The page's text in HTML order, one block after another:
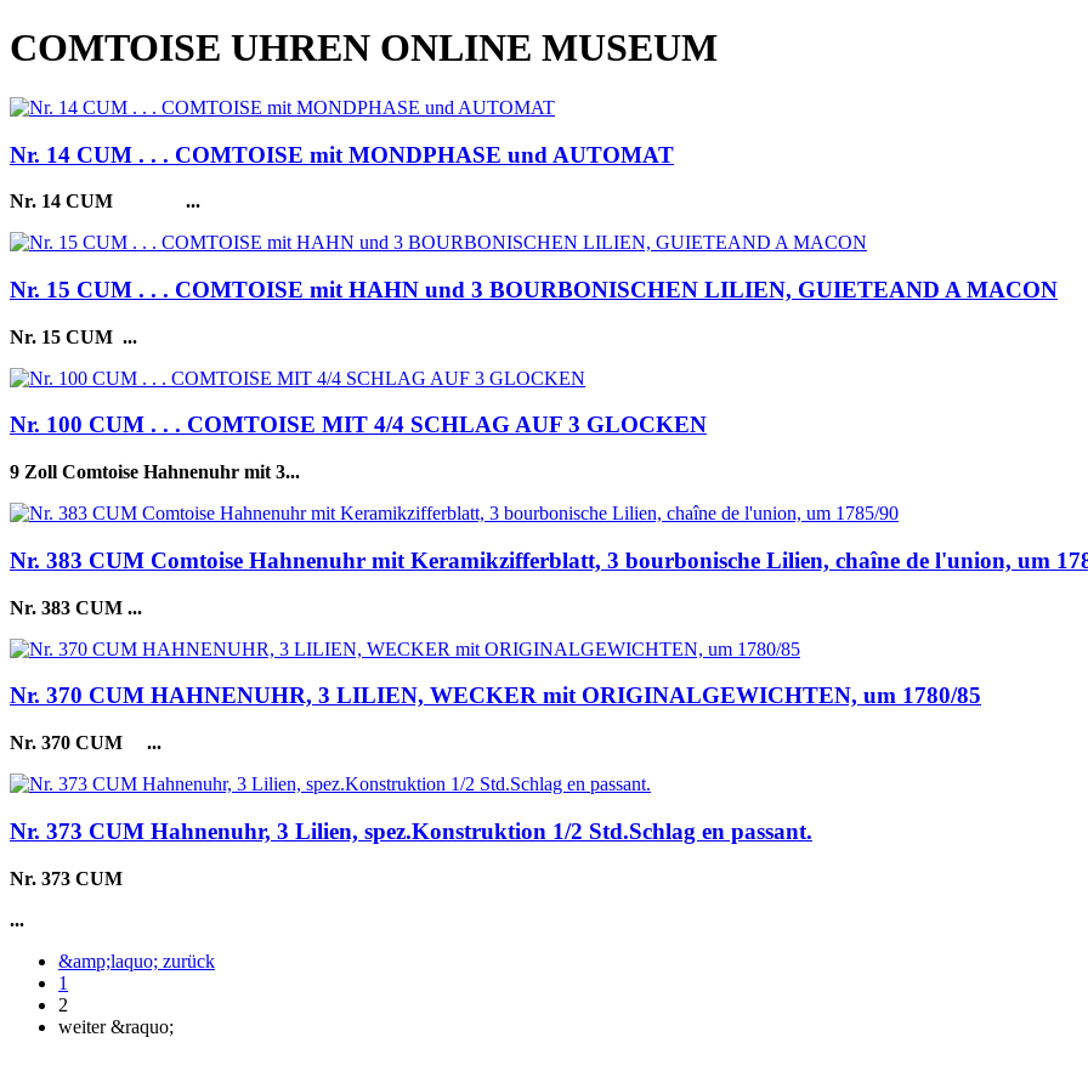
COMTOISE UHREN ONLINE MUSEUM
Nr. 14 CUM . . . COMTOISE mit MONDPHASE und AUTOMAT
Nr. 14 CUM ...
Nr. 15 CUM . . . COMTOISE mit HAHN und 3 BOURBONISCHEN LILIEN, GUIETEAND A MACON
Nr. 15 CUM ...
Nr. 100 CUM . . . COMTOISE MIT 4/4 SCHLAG AUF 3 GLOCKEN
9 Zoll Comtoise Hahnenuhr mit 3...
Nr. 383 CUM Comtoise Hahnenuhr mit Keramikzifferblatt, 3 bourbonische Lilien, chaîne de l'union, um
Nr. 383 CUM ...
Nr. 370 CUM HAHNENUHR, 3 LILIEN, WECKER mit ORIGINALGEWICHTEN, um 1780/85
Nr. 370 CUM ...
Nr. 373 CUM Hahnenuhr, 3 Lilien, spez.Konstruktion 1/2 Std.Schlag en passant.
Nr. 373 CUM
...
&amp;laquo; zurück
1
2
weiter &raquo;